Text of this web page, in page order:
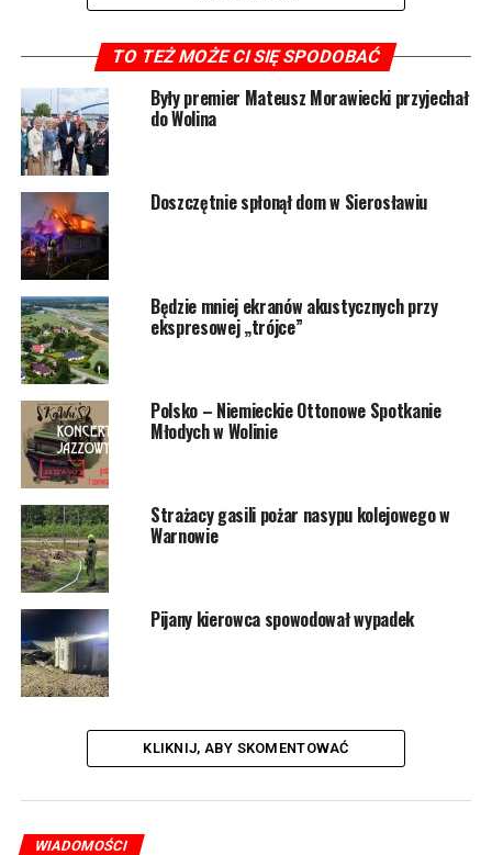
POWIĄZANE TEMATY: WOLIN
NASTĘPNY
Apteka w Wolinie przeprowadza bezpłatne testy
antygenowe
NIE PRZEGAP
W Wolinie zamyka się znany lokal
TO TEŻ MOŻE CI SIĘ SPODOBAĆ
Były premier Mateusz Morawiecki przyjechał
do Wolina
Doszczętnie spłonął dom w Sierosławiu
Będzie mniej ekranów akustycznych przy
ekspresowej „trójce”
Polsko – Niemieckie Ottonowe Spotkanie
Młodych w Wolinie
Strażacy gasili pożar nasypu kolejowego w
Warnowie
Pijany kierowca spowodował wypadek
KLIKNIJ, ABY SKOMENTOWAĆ
WIADOMOŚCI